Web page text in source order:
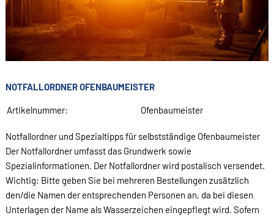
NOTFALLORDNER OFENBAUMEISTER
Artikelnummer: Ofenbaumeister
Notfallordner und Spezialtipps für selbstständige Ofenbaumeister
Der Notfallordner umfasst das Grundwerk sowie
Spezialinformationen. Der Notfallordner wird postalisch versendet.
Wichtig: Bitte geben Sie bei mehreren Bestellungen zusätzlich
den/die Namen der entsprechenden Personen an, da bei diesen
Unterlagen der Name als Wasserzeichen eingepflegt wird. Sofern